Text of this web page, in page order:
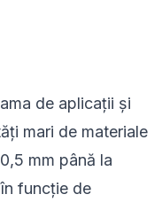
de aplicații și
mari de materiale
mm până la
funcție de